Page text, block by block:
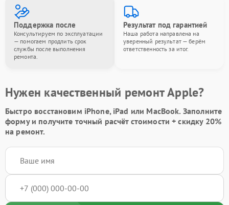
Поддержка после
Консультируем по эксплуатации
— помогаем продлить срок
службы после выполнения
ремонта.
Результат под гарантией
Наша работа направлена на
уверенный результат — берём
ответственность за итог.
Нужен качественный ремонт Apple?
Быстро восстановим iPhone, iPad или MacBook. Заполните
формуи получите точный расчёт стоимости +скидку 20%
на ремонт.